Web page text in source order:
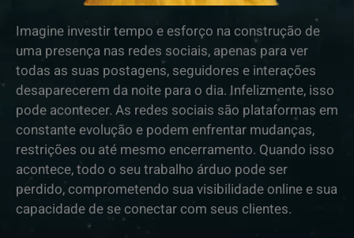
Imagine investir tempo e esforço na construção de
uma presença nas redes sociais, apenas para ver
todas as suas postagens, seguidores e interações
desaparecerem da noite para o dia. Infelizmente, isso
pode acontecer. As redes sociais são plataformas em
constante evolução e podem enfrentar mudanças,
restrições ou até mesmo encerramento. Quando isso
acontece, todo o seu trabalho árduo pode ser
perdido, comprometendo sua visibilidade online e sua
capacidade de se conectar com seus clientes.